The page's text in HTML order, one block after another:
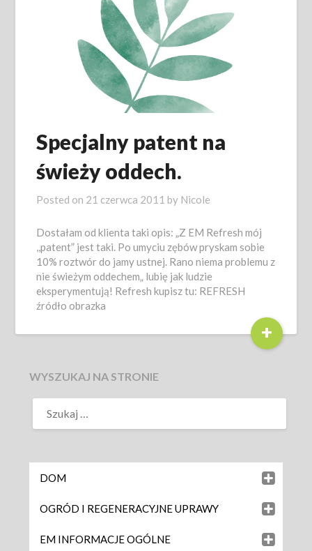
Specjalny patent na
świeży oddech.
Posted on 21 czerwca 2011 by Nicole
Dostałam od klienta taki opis: „Z EM Refresh mój
,,patent” jest taki. Po umyciu zębów pryskam sobie
10% roztwór do jamy ustnej. Rano niema problemu z
nie świeżym oddechem„ lubię jak ludzie
eksperymentują! Refresh kupisz tu: REFRESH
źródło obrazka
+
WYSZUKAJ NA STRONIE
DOM
OGRÓD I REGENERACYJNE UPRAWY
EM INFORMACJE OGÓLNE